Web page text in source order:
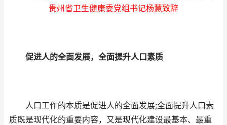
贵州省卫生健康委党组书记杨慧致辞
促进人的全面发展，全面提升人口素质
人口工作的本质是促进人的全面发展;全面提升人口素
质既是现代化的重要内容，又是现代化建设最基本、最重